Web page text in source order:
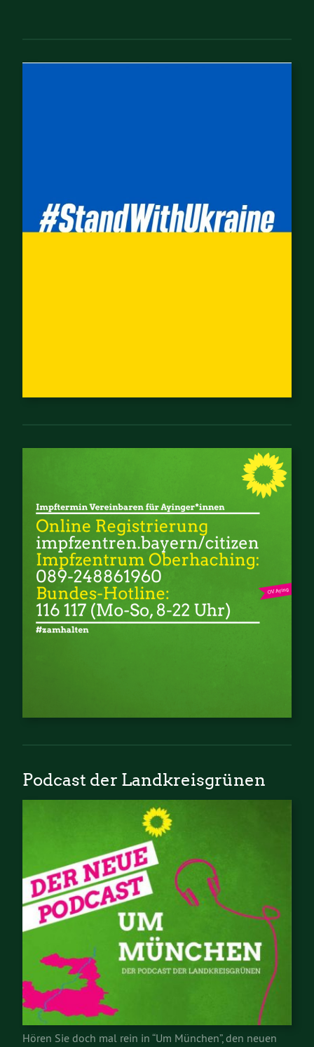
Podcast der Landkreisgrünen
Hören Sie doch mal rein in “Um München”, den neuen